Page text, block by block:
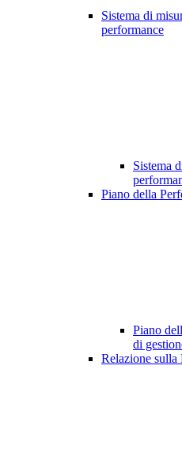
Sistema di
performance
Sistema
Piano della
Piano
di
Relazione sulla